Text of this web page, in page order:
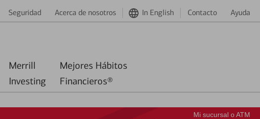
Seguridad Acerca de nosotros In English Contacto Ayuda
Merrill
Investing
Mejores Hábitos
Financieros®
Mi sucursal o ATM